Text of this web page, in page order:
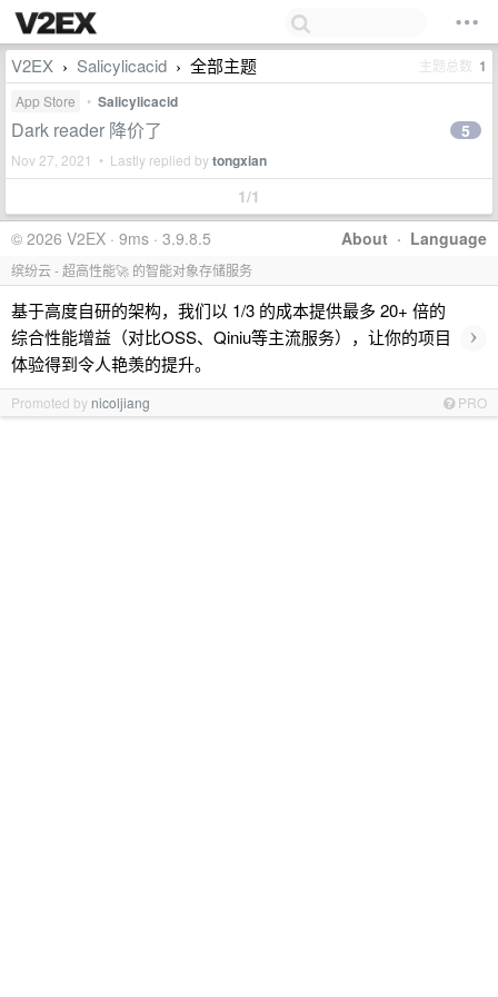
V2EX › Salicylicacid › 全部主题 主题总数 1
App Store • Salicylicacid
Dark reader 降价了
Nov 27, 2021 • Lastly replied bytongxian
5
1/1
About · Language
© 2026 V2EX · 9ms · 3.9.8.5
缤纷云 - 超高性能🚀 的智能对象存储服务
基于高度自研的架构，我们以 1/3 的成本提供最多 20+ 倍的
综合性能增益（对比OSS、Qiniu等主流服务），让你的项目
体验得到令人艳羡的提升。
›
Promoted by nicoljiang PRO